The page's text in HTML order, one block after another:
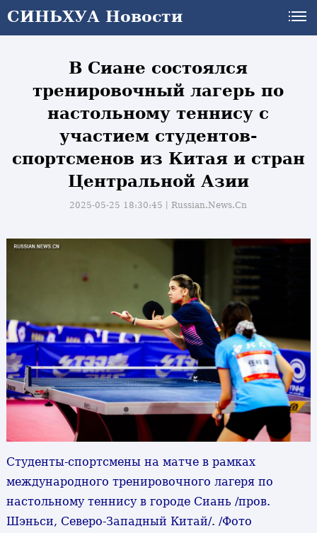
СИНЬХУА Новости
СИНЬХУА Новости
В Сиане состоялся
тренировочный лагерь по
настольному теннису с
участием студентов-
спортсменов из Китая и стран
Центральной Азии
2025-05-25 18:30:45丨Russian.News.Cn
Студенты-спортсмены на матче в рамках
международного тренировочного лагеря по
настольному теннису в городе Сиань /пров.
Шэньси, Северо-Западный Китай/. /Фото